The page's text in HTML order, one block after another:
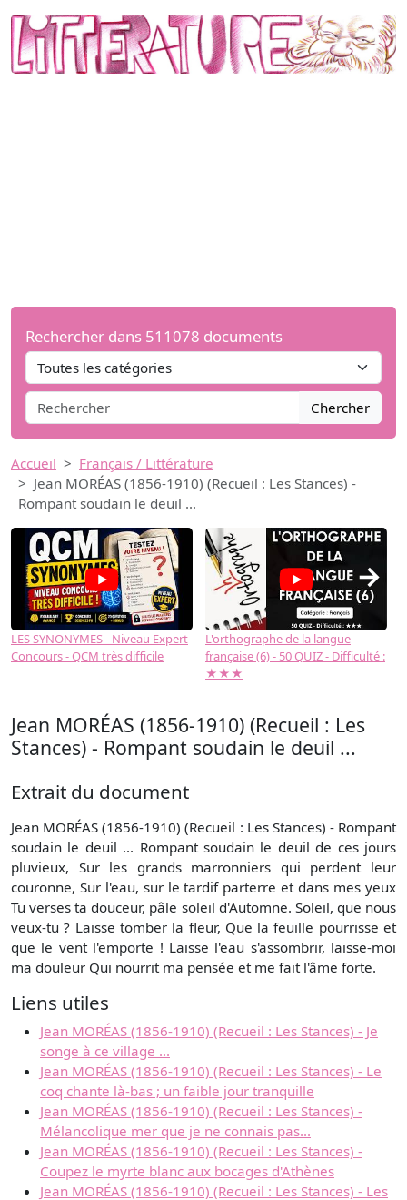
Rechercher dans 511078 documents
Chercher
Accueil
Français / Littérature
Jean MORÉAS (1856-1910) (Recueil : Les Stances) -
Rompant soudain le deuil ...
LES SYNONYMES - Niveau Expert
Concours - QCM très difficile
L'orthographe de la langue
française (6) - 50 QUIZ - Difficulté :
★★★
→
Jean MORÉAS (1856-1910) (Recueil : Les
Stances) - Rompant soudain le deuil ...
Extrait du document
Jean MORÉAS (1856-1910) (Recueil : Les Stances) - Rompant
soudain le deuil ... Rompant soudain le deuil de ces jours
pluvieux, Sur les grands marronniers qui perdent leur
couronne, Sur l'eau, sur le tardif parterre et dans mes yeux
Tu verses ta douceur, pâle soleil d'Automne. Soleil, que nous
veux-tu ? Laisse tomber la fleur, Que la feuille pourrisse et
que le vent l'emporte ! Laisse l'eau s'assombrir, laisse-moi
ma douleur Qui nourrit ma pensée et me fait l'âme forte.
Liens utiles
Jean MORÉAS (1856-1910) (Recueil : Les Stances) - Je
songe à ce village ...
Jean MORÉAS (1856-1910) (Recueil : Les Stances) - Le
coq chante là-bas ; un faible jour tranquille
Jean MORÉAS (1856-1910) (Recueil : Les Stances) -
Mélancolique mer que je ne connais pas...
Jean MORÉAS (1856-1910) (Recueil : Les Stances) -
Coupez le myrte blanc aux bocages d'Athènes
Jean MORÉAS (1856-1910) (Recueil : Les Stances) - Les